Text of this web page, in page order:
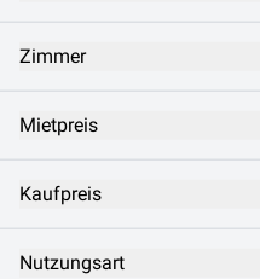
Zimmer
Mietpreis
Kaufpreis
Nutzungsart